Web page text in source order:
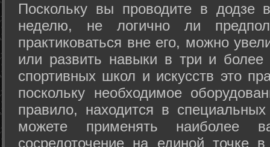
Поскольку вы проводите в додзе
неделю, не логично ли
практиковаться вне его, можно
или развить навыки в три и
спортивных школ и искусств это
поскольку необходимое
правило, находится в
можете применять наиболее
сосредоточение на единой точке